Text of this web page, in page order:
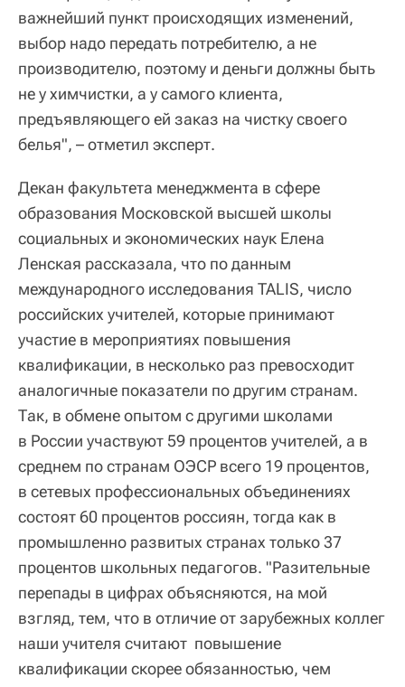
важнейший пункт происходящих изменений,
выбор надо передать потребителю, а не
производителю, поэтому и деньги должны быть
не у химчистки, а у самого клиента,
предъявляющего ей заказ на чистку своего
белья", – отметил эксперт.
Декан факультета менеджмента в сфере
образования Московской высшей школы
социальных и экономических наук Елена
Ленская рассказала, что по данным
международного исследования TALIS, число
российских учителей, которые принимают
участие в мероприятиях повышения
квалификации, в несколько раз превосходит
аналогичные показатели по другим странам.
Так, в обмене опытом с другими школами
в России участвуют 59 процентов учителей, а в
среднем по странам ОЭСР всего 19 процентов,
в сетевых профессиональных объединениях
состоят 60 процентов россиян, тогда как в
промышленно развитых странах только 37
процентов школьных педагогов. "Разительные
перепады в цифрах объясняются, на мой
взгляд, тем, что в отличие от зарубежных коллег
наши учителя считают повышение
квалификации скорее обязанностью, чем